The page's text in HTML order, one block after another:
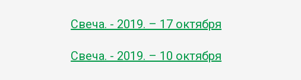
Свеча. - 2019. – 17 октября
Свеча. - 2019. – 10 октября